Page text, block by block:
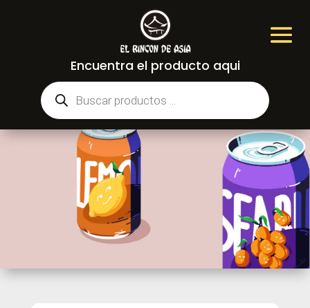
Encuentra el producto aqui
Búsqueda
de
productos